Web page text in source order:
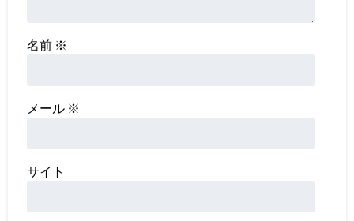
名前 ※
メール ※
サイト